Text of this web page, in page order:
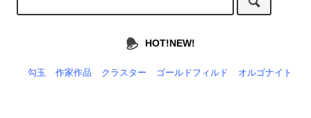
HOT!NEW!
勾玉 作家作品 クラスター ゴールドフィルド オルゴナイト